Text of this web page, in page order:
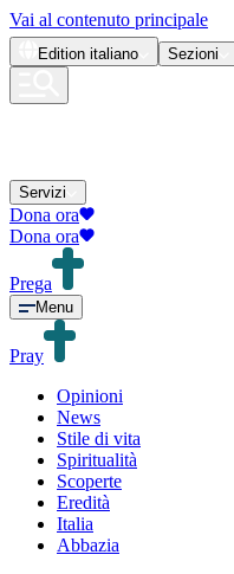
Vai al contenuto principale
Edition italiano Sezioni
Servizi
Dona ora
Dona ora
Prega
Menu
Pray
Opinioni
News
Stile di vita
Spiritualità
Scoperte
Eredità
Italia
Abbazia